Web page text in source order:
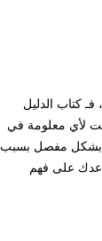
كتاب الدليل
لأي معلومة في
بشكل مفصل بسبب
على فهم